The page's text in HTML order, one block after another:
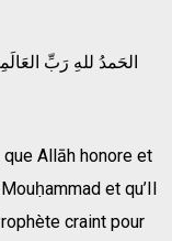
الحَمدُ للهِ رَبِّ
Allāh honore et
et qu’Il
craint pour